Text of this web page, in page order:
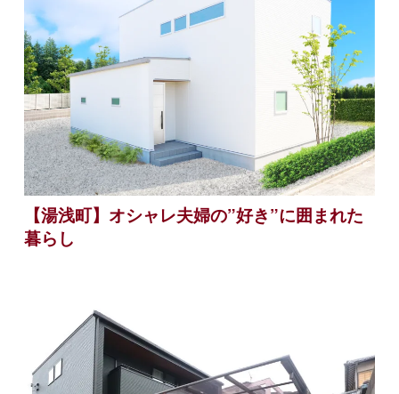
【湯浅町】オシャレ夫婦の”好き”に囲まれた
暮らし